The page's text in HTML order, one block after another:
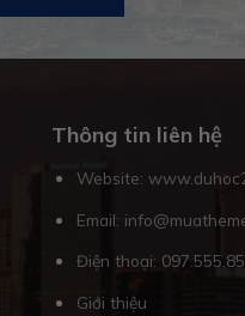
Thông tin liên hệ
Website:
Email:
Điện thoại:
Giới thiệu